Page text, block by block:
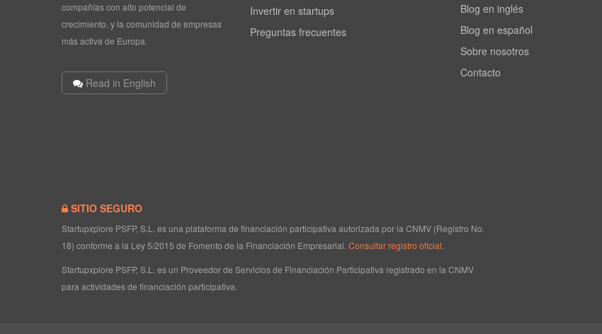
compañías con alto potencial de
crecimiento, y la comunidad de empresas
más activa de Europa.
Read in English
Invertir en startups
Preguntas frecuentes
Blog en inglés
Blog en español
Sobre nosotros
Contacto
SITIO SEGURO
Startupxplore PSFP, S.L. es una plataforma de financiación participativa autorizada por la CNMV (Registro No.
18) conforme a la Ley 5/2015 de Fomento de la Financiación Empresarial. Consultar registro oficial
Startupxplore PSFP, S.L. es un Proveedor de Servicios de Financiación Participativa registrado en la CNMV
para actividades de financiación participativa.